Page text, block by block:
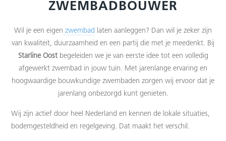
ZWEMBADBOUWER
Wil je een eigen zwembad laten aanleggen? Dan wil je zeker zijn
van kwaliteit, duurzaamheid en een partij die met je meedenkt. Bij
Starline Oostbegeleiden we je van eerste idee tot een volledig
afgewerkt zwembad in jouw tuin. Met jarenlange ervaring en
hoogwaardige bouwkundige zwembaden zorgen wij ervoor dat je
jarenlang onbezorgd kunt genieten.
Wij zijn actief door heel Nederland en kennen de lokale situaties,
bodemgesteldheid en regelgeving. Dat maakt het verschil.